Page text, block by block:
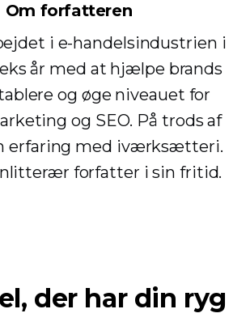
Om forfatteren
i e-handelsindustrien i
år med at hjælpe brands
og øge niveauet for
og SEO. På trods af
erfaring med iværksætteri.
forfatter i sin fritid.
der har din ryg